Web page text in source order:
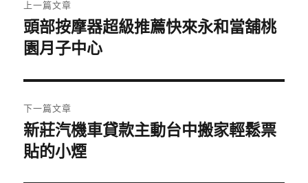
章
導
覽
上一篇文章
上
一
文
章:
頭部按摩器超級推薦快來永和當舖桃
園月子中心
下一篇文章
下
一
新莊汽機車貸款主動台中搬家輕鬆票
貼的小煙